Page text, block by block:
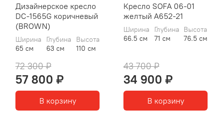
Дизайнерское кресло
DC-1565G коричневый
(BROWN)
Ширина
65 см
Глубина
63 см
Высота
110 см
72 300 ₽
57 800 ₽
В корзину
Кресло SOFA 06-01
желтый A652-21
Ширина
66.5 см
Глубина
71 см
Высота
76.5 см
43 700 ₽
34 900 ₽
В корзину